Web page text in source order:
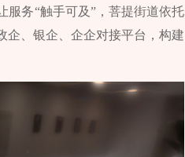
服务“触手可及”，菩提街道依托
企、银企、企企对接平台，构建